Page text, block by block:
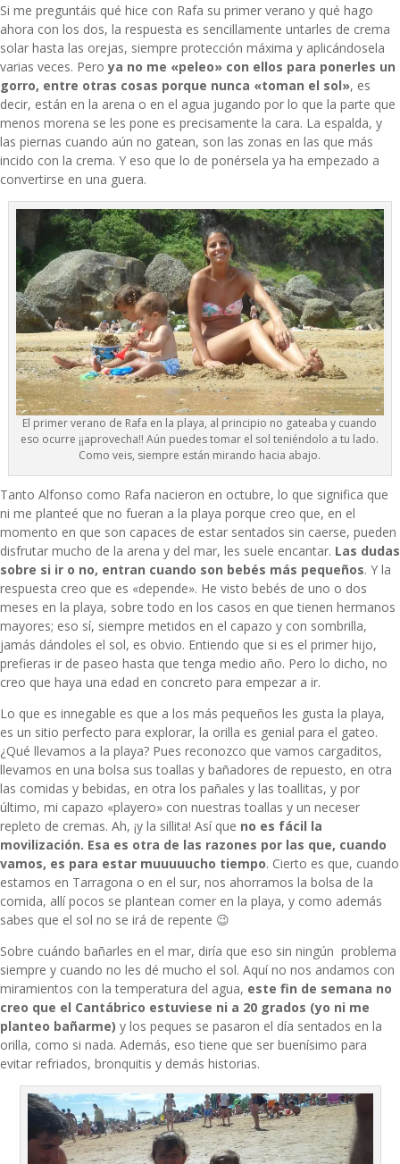
Si me preguntáis qué hice con Rafa su primer verano y qué hago
ahora con los dos, la respuesta es sencillamente untarles de crema
solar hasta las orejas, siempre protección máxima y aplicándosela
varias veces. Peroya no me «peleo» con ellos para ponerles un
gorro, entre otras cosas porque nunca «toman el sol», es
decir, están en la arena o en el agua jugando por lo que la parte que
menos morena se les pone es precisamente la cara. La espalda, y
las piernas cuando aún no gatean, son las zonas en las que más
incido con la crema. Y eso que lo de ponérsela ya ha empezado a
convertirse en una guera.
El primer verano de Rafa en la playa, al principio no gateaba y cuando
eso ocurre ¡¡aprovecha!! Aún puedes tomar el sol teniéndolo a tu lado.
Como veis, siempre están mirando hacia abajo.
Tanto Alfonso como Rafa nacieron en octubre, lo que significa que
ni me planteé que no fueran a la playa porque creo que, en el
momento en que son capaces de estar sentados sin caerse, pueden
disfrutar mucho de la arena y del mar, les suele encantar. Las dudas
sobre si ir o no, entran cuando son bebés más pequeños. Y la
respuesta creo que es «depende». He visto bebés de uno o dos
meses en la playa, sobre todo en los casos en que tienen hermanos
mayores; eso sí, siempre metidos en el capazo y con sombrilla,
jamás dándoles el sol, es obvio. Entiendo que si es el primer hijo,
prefieras ir de paseo hasta que tenga medio año. Pero lo dicho, no
creo que haya una edad en concreto para empezar a ir.
Lo que es innegable es que a los más pequeños les gusta la playa,
es un sitio perfecto para explorar, la orilla es genial para el gateo.
¿Qué llevamos a la playa? Pues reconozco que vamos cargaditos,
llevamos en una bolsa sus toallas y bañadores de repuesto, en otra
las comidas y bebidas, en otra los pañales y las toallitas, y por
último, mi capazo «playero» con nuestras toallas y un neceser
repleto de cremas. Ah, ¡y la sillita! Así que no es fácil la
movilización. Esa es otra de las razones por las que, cuando
vamos, es para estar muuuuucho tiempo. Cierto es que, cuando
estamos en Tarragona o en el sur, nos ahorramos la bolsa de la
comida, allí pocos se plantean comer en la playa, y como además
sabes que el sol no se irá de repente 😉
Sobre cuándo bañarles en el mar, diría que eso sin ningún problema
siempre y cuando no les dé mucho el sol. Aquí no nos andamos con
miramientos con la temperatura del agua, este fin de semana no
creo que el Cantábrico estuviese ni a 20 grados (yo ni me
planteo bañarme) y los peques se pasaron el día sentados en la
orilla, como si nada. Además, eso tiene que ser buenísimo para
evitar refriados, bronquitis y demás historias.